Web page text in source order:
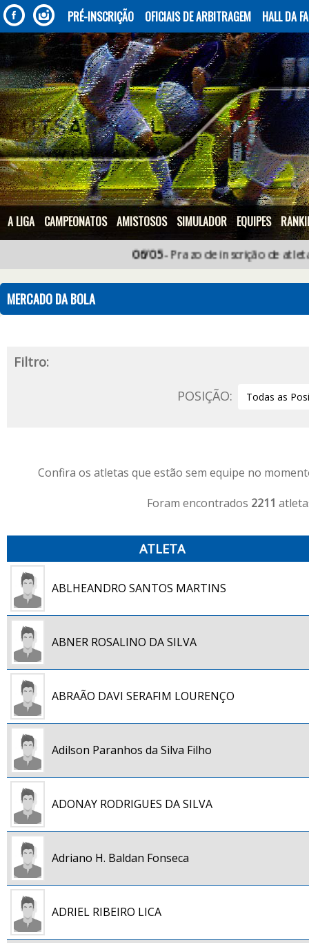
PRÉ-INSCRIÇÃO OFICIAIS DE ARBITRAGEM HALL DA
A LIGA CAMPEONATOS AMISTOSOS SIMULADOR EQUIPES
- Prazo de inscrição de atletas e
MERCADO DA BOLA
Filtro:
POSIÇÃO:
Confira os atletas que estão sem equipe no
Foram encontrados 2211
ATLETA
ABLHEANDRO SANTOS MARTINS
ABNER ROSALINO DA SILVA
ABRAÃO DAVI SERAFIM LOURENÇO
Adilson Paranhos da Silva Filho
ADONAY RODRIGUES DA SILVA
Adriano H. Baldan Fonseca
ADRIEL RIBEIRO LICA